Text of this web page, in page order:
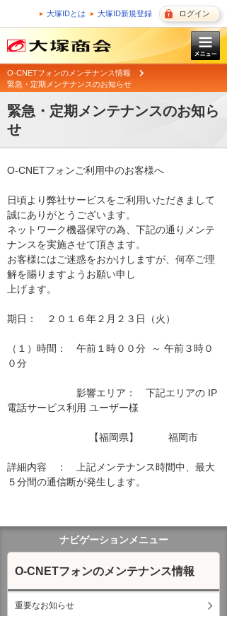
大塚IDとは 大塚ID新規登録 ログイン
O-CNETフォンのメンテナンス情報
緊急・定期メンテナンスのお知らせ
緊急・定期メンテナンスのお知ら
せ
O-CNETフォンご利用中のお客様へ
日頃より弊社サービスをご利用いただきまして
誠にありがとうございます。
ネットワーク機器保守の為、下記の通りメンテ
ナンスを実施させて頂きます。
お客様にはご迷惑をおかけしますが、何卒ご理
解を賜りますようお願い申し
上げます。
期日：　２０１６年２月２３日（火）
（１）時間：　午前１時００分  ～ 午前３時０
０分
影響エリア：　下記エリアの IP
電話サービス利用 ユーザー様
【福岡県】　　　福岡市
詳細内容　：　上記メンテナンス時間中、最大
５分間の通信断が発生します。
ナビゲーションメニュー
O-CNETフォンのメンテナンス情報
重要なお知らせ